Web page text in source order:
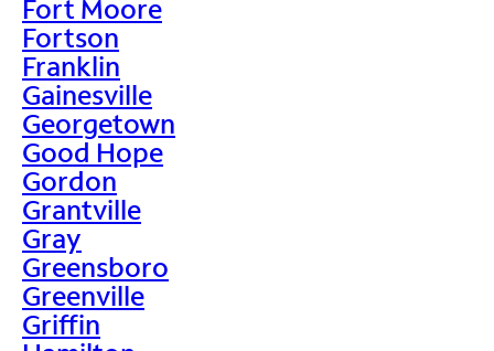
Fort Moore
Fortson
Franklin
Gainesville
Georgetown
Good Hope
Gordon
Grantville
Gray
Greensboro
Greenville
Griffin